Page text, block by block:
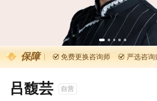
保障 免费更换咨询师 严选咨询
吕馥芸 自营
个案时长 从业年限
擅长领域
考试焦虑 青春期叛逆 女